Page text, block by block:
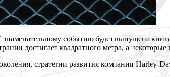
событию будет выпущена
достигает квадратного метра, а
стратегии развития компании